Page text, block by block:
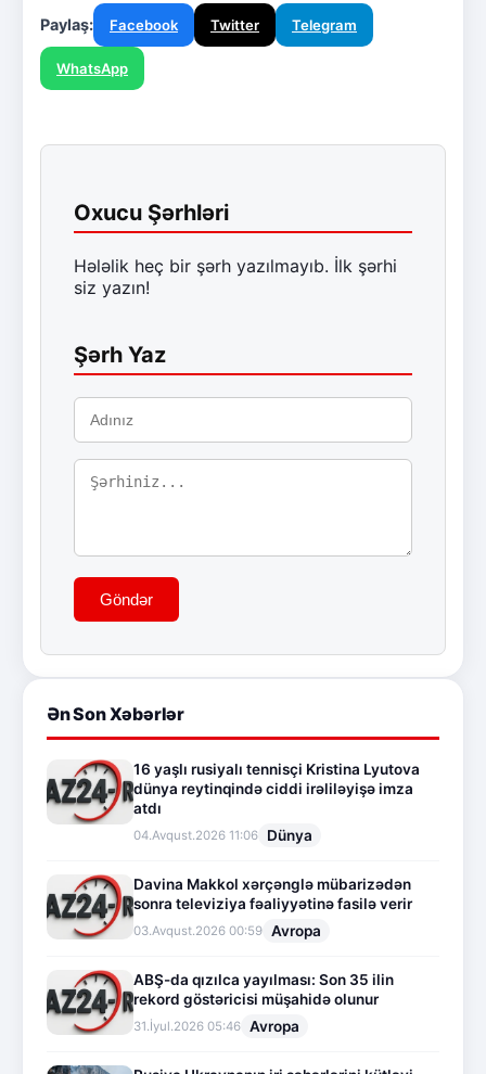
Paylaş: Facebook Twitter Telegram
WhatsApp
Oxucu Şərhləri
Hələlik heç bir şərh yazılmayıb. İlk şərhi
siz yazın!
Şərh Yaz
Göndər
Ən Son Xəbərlər
16 yaşlı rusiyalı tennisçi Kristina Lyutova
dünya reytinqində ciddi irəliləyişə imza
atdı
04.Avqust.2026 11:06 Dünya
Davina Makkol xərçənglə mübarizədən
sonra televiziya fəaliyyətinə fasilə verir
03.Avqust.2026 00:59 Avropa
ABŞ-da qızılca yayılması: Son 35 ilin
rekord göstəricisi müşahidə olunur
31.İyul.2026 05:46 Avropa